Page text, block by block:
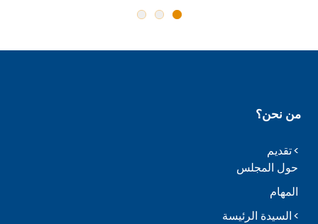
من نحن؟
تقديم
حول المجلس
المهام
السيدة الرئيسة